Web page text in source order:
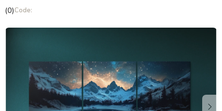
Die
Produktbewertung
Sternen.
(0)